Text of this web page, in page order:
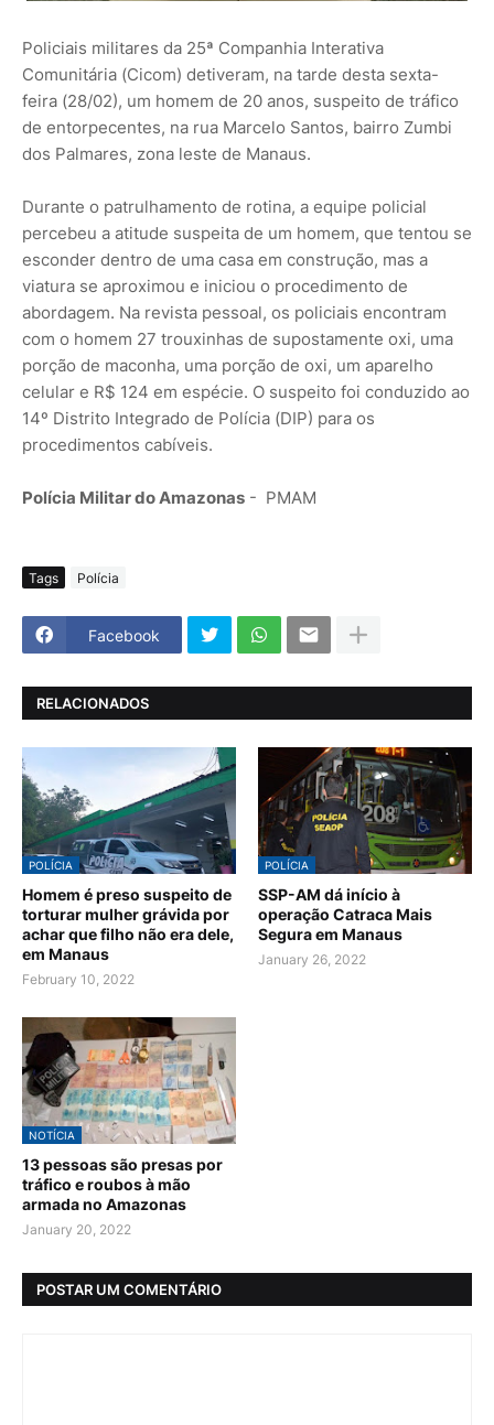
Policiais militares da 25ª Companhia Interativa
Comunitária (Cicom) detiveram, na tarde desta sexta-
feira (28/02), um homem de 20 anos, suspeito de tráfico
de entorpecentes, na rua Marcelo Santos, bairro Zumbi
dos Palmares, zona leste de Manaus.
Durante o patrulhamento de rotina, a equipe policial
percebeu a atitude suspeita de um homem, que tentou se
esconder dentro de uma casa em construção, mas a
viatura se aproximou e iniciou o procedimento de
abordagem. Na revista pessoal, os policiais encontram
com o homem 27 trouxinhas de supostamente oxi, uma
porção de maconha, uma porção de oxi, um aparelho
celular e R$ 124 em espécie. O suspeito foi conduzido ao
14º Distrito Integrado de Polícia (DIP) para os
procedimentos cabíveis.
Polícia Militar do Amazonas - PMAM
Tags Polícia
Facebook
RELACIONADOS
POLÍCIA
Homem é preso suspeito de
torturar mulher grávida por
achar que filho não era dele,
em Manaus
February 10, 2022
POLÍCIA
SSP-AM dá início à
operação Catraca Mais
Segura em Manaus
January 26, 2022
NOTÍCIA
13 pessoas são presas por
tráfico e roubos à mão
armada no Amazonas
January 20, 2022
POSTAR UM COMENTÁRIO